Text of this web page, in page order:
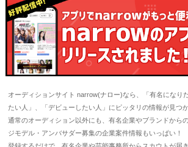
オーディションサイト narrow(ナロー)なら、「有名になり
たい人」、「デビューしたい人」にピッタリの情報が見つか
通常のオーディション以外にも、有名企業やブランドから
ジモデル・アンバサダー募集の企業案件情報もいっぱい！
登録するだけで、有名企業や芸能事務所からスカウトが届